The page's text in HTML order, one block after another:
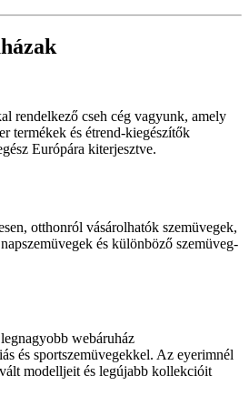
rendelkező cseh cég vagyunk, amely
termékek és étrend-kiegészítők
Európára kiterjesztve.
otthonról vásárolhatók szemüvegek,
és különböző szemüveg-
webáruház
és sportszemüvegekkel. Az eyerimnél
modelljeit és legújabb kollekcióit